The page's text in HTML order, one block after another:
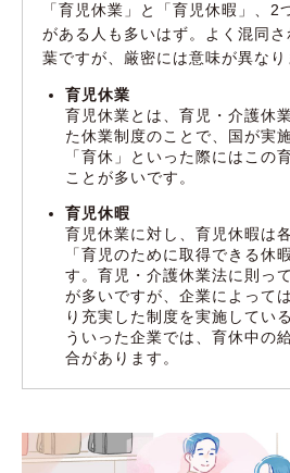
「育児休業」と「育児休暇」、2
がある人も多いはず。よく混同
葉ですが、厳密には意味が異なり
育児休業
育児休業とは、育児・介護休
た休業制度のことで、国が実
「育休」といった際にはこの
ことが多いです。
育児休暇
育児休業に対し、育児休暇は
「育児のために取得できる休
す。育児・介護休業法に則っ
が多いですが、企業によって
り充実した制度を実施してい
ういった企業では、育休中の
合があります。